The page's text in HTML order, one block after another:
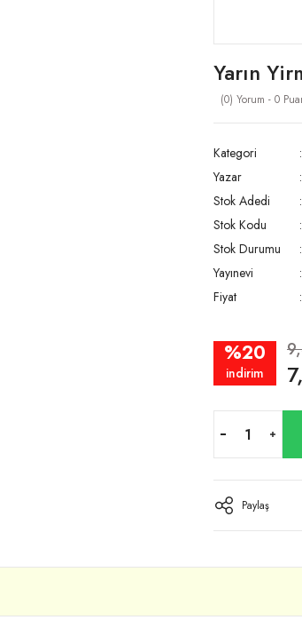
Yarın
(0) Yorum - 0
Kategori
Yazar
Stok Adedi
Stok Kodu
Stok Durumu
Yayınevi
Fiyat
%20
indirim
Paylaş